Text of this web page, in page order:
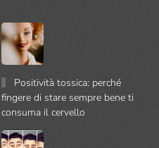
Positività tossica: perché
fingere di stare sempre bene ti
consuma il cervello